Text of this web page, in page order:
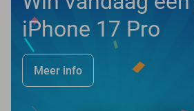
iPhone 17 Pro
Meer info